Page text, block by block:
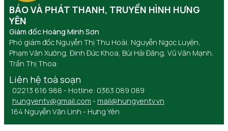
BÁO VÀ PHÁT THANH, TRUYỀN HÌNH HƯNG
YÊN
Giám đốc Hoàng Minh Sơn
Phó giám đốc Nguyễn Thị Thu Hoài, Nguyễn Ngọc Luyện,
Phạm Văn Xướng, Đinh Đức Khoa, Bùi Hải Đăng, Vũ Văn Mạnh,
Trần Thị Thoa
Liên hệ toà soạn
02213 616 988 - Hotline: 0363 089 089
hungyentv@gmail.com - mail@hungyentv.vn
164 Nguyễn Văn Linh - Hưng Yên